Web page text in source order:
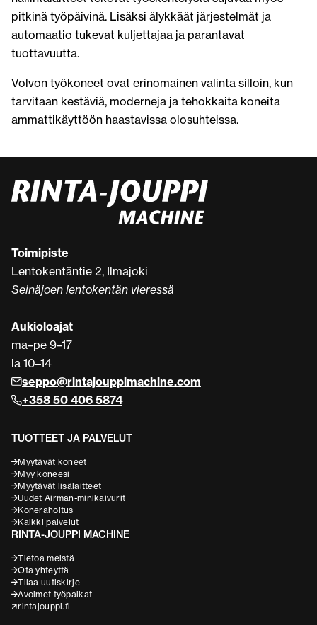
pitkinä työpäivinä. Lisäksi älykkäät järjestelmät ja
automaatio tukevat kuljettajaa ja parantavat
tuottavuutta.
Volvon työkoneet ovat erinomainen valinta silloin, kun
tarvitaan kestäviä, moderneja ja tehokkaita koneita
ammattikäyttöön haastavissa olosuhteissa.
Toimipiste
Lentokentäntie 2, Ilmajoki
Seinäjoen lentokentän vieressä
Aukioloajat
ma–pe 9–17
la 10–14
seppo@rintajouppimachine.com
+358 50 406 5874
TUOTTEET JA PALVELUT
Myytävät koneet
Myy koneesi
Myytävät lisälaitteet
Uudet Airman-minikaivurit
Konerahoitus
Kaikki palvelut
RINTA-JOUPPI MACHINE
Tietoa meistä
Ota yhteyttä
Tilaa uutiskirje
Avoimet työpaikat
rintajouppi.fi